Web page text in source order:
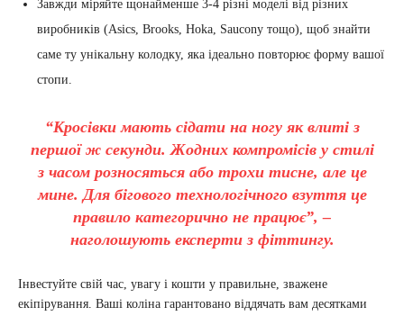
Завжди міряйте щонайменше 3-4 різні моделі від різних
виробників (Asics, Brooks, Hoka, Saucony тощо), щоб знайти
саме ту унікальну колодку, яка ідеально повторює форму вашої
стопи.
“Кросівки мають сідати на ногу як влиті з
першої ж секунди. Жодних компромісів у стилі
з часом розносяться або трохи тисне, але це
мине. Для бігового технологічного взуття це
правило категорично не працює”, –
наголошують експерти з фіттингу.
Інвестуйте свій час, увагу і кошти у правильне, зважене
екіпірування. Ваші коліна гарантовано віддячать вам десятками